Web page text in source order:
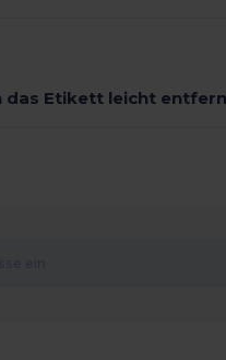
das Etikett leicht